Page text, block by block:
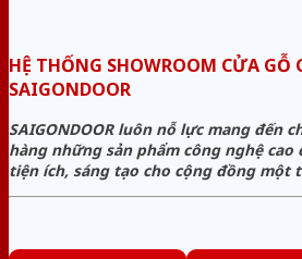
HỆ THỐNG SHOWROOM CỬA GỖ
SAIGONDOOR
SAIGONDOOR luôn nỗ lực mang đến
hàng những sản phẩm công nghệ
tiện ích, sáng tạo cho cộng đồng một